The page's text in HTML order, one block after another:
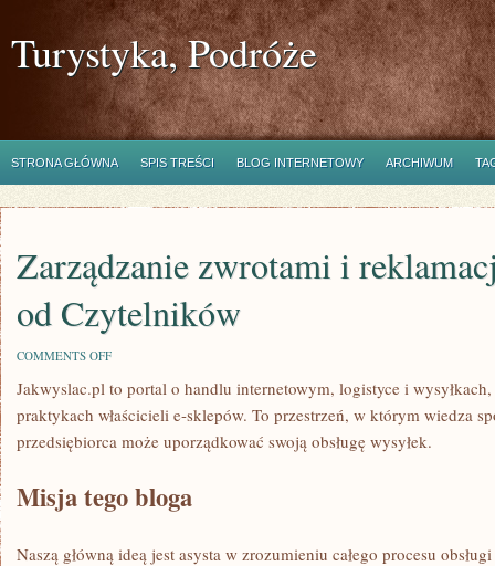
Turystyka, Podróże
STRONA GŁÓWNA SPIS TREŚCI BLOG INTERNETOWY ARCHIWUM
Zarządzanie zwrotami i
od Czytelników
COMMENTS OFFON
ZWROTAMI
REKLAMACJAMI
I
CZYTELNIKÓW
Jakwyslac.pl to portal o handlu internetowym, logistyce i
praktykach właścicieli e-sklepów. To przestrzeń, w którym wiedza
przedsiębiorca może uporządkować swoją obsługę wysyłek.
Misja tego bloga
Naszą główną ideą jest asysta w zrozumieniu całego procesu